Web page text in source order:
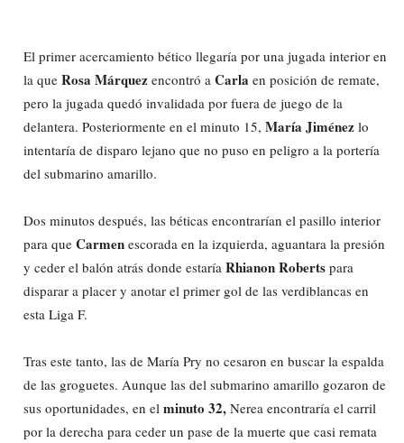
El primer acercamiento bético llegaría por una jugada interior en
la que Rosa Márquez encontró a Carla en posición de remate,
pero la jugada quedó invalidada por fuera de juego de la
delantera. Posteriormente en el minuto 15, María Jiménez lo
intentaría de disparo lejano que no puso en peligro a la portería
del submarino amarillo.
Dos minutos después, las béticas encontrarían el pasillo interior
para que Carmen escorada en la izquierda, aguantara la presión
y ceder el balón atrás donde estaría Rhianon Roberts para
disparar a placer y anotar el primer gol de las verdiblancas en
esta Liga F.
Tras este tanto, las de María Pry no cesaron en buscar la espalda
de las groguetes. Aunque las del submarino amarillo gozaron de
sus oportunidades, en el minuto 32, Nerea encontraría el carril
por la derecha para ceder un pase de la muerte que casi remata